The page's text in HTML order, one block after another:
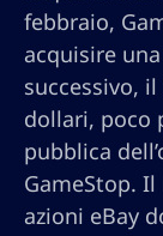
febbraio,
acquisire
successivo,
dollari, poco
pubblica
GameStop.
azioni eBay